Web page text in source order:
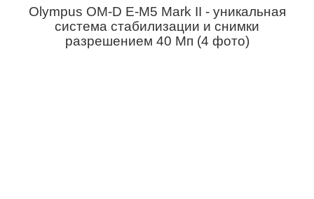
Olympus OM-D E-M5 Mark II - уникальная
система стабилизации и снимки
разрешением 40 Мп (4 фото)